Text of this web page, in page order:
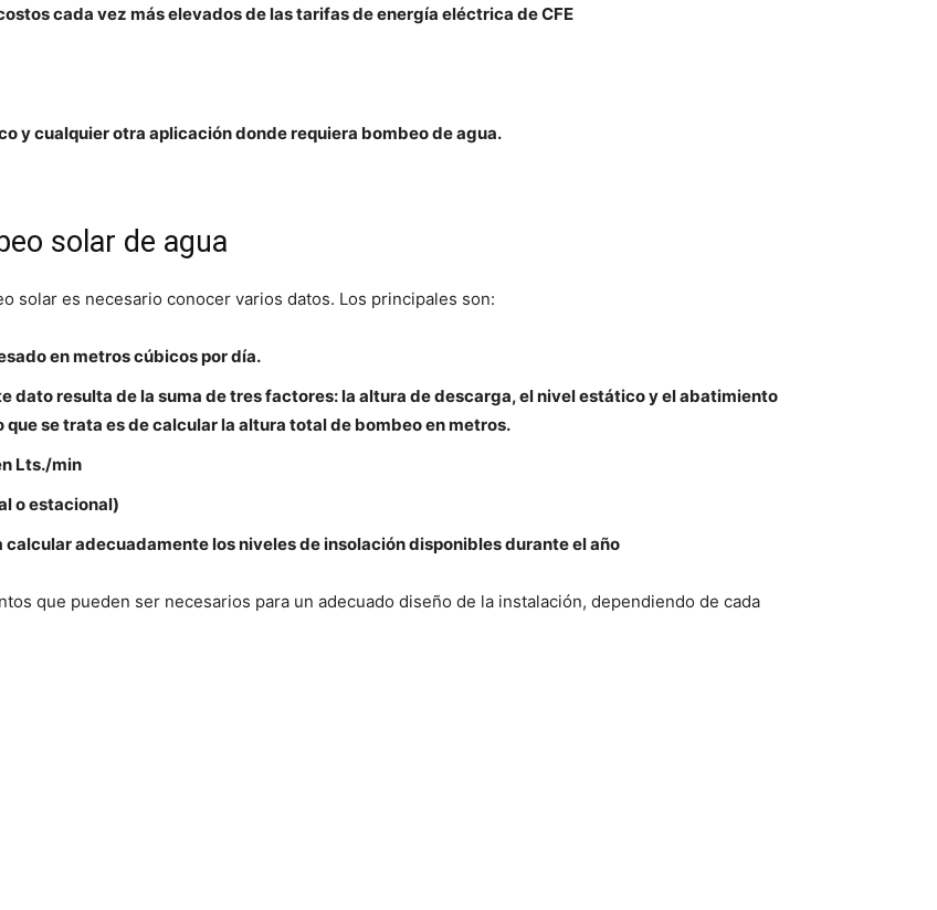
cada vez más elevados de las tarifas de energía eléctrica de CFE
y cualquier otra aplicación donde requiera bombeo de agua.
solar de agua
solar es necesario conocer varios datos. Los principales son:
en metros cúbicos por día.
dato resulta de la suma de tres factores: la altura de descarga, el nivel estático y el abatimiento
se trata es de calcular la altura total de bombeo en metros.
Lts./min
o estacional)
adecuadamente los niveles de insolación disponibles durante el año
que pueden ser necesarios para un adecuado diseño de la instalación, dependiendo de cada